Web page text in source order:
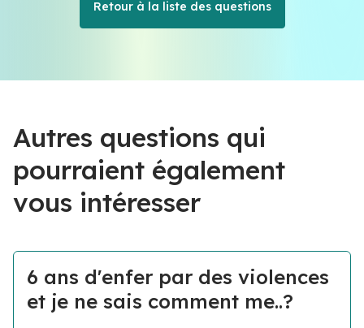
Retour à la liste des questions
Autres questions qui
pourraient également
vous intéresser
6 ans d'enfer par des violences
et je ne sais comment me..?